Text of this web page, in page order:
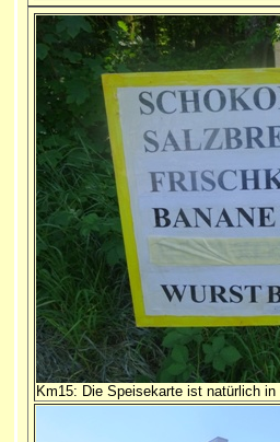
Km15: Die Speisekarte ist natürlich in